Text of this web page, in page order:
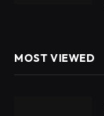
MOST VIEWED